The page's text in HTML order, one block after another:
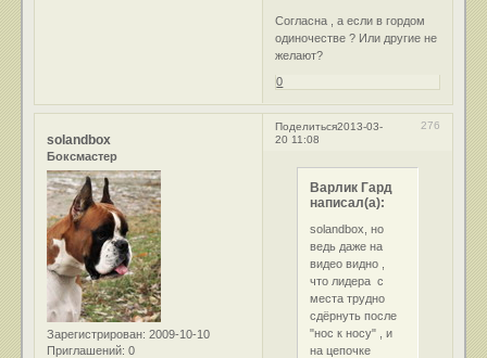
Согласна , а если в гордом
одиночестве ? Или другие не
желают?
0
Поделиться 276
2013-03-
20 11:08
solandbox
Боксмастер
Зарегистрирован: 2009-10-10
Приглашений: 0
Варлик Гард
написал(а):
solandbox, но
ведь даже на
видео видно ,
что лидера с
места трудно
сдёрнуть после
"нос к носу" , и
на цепочке